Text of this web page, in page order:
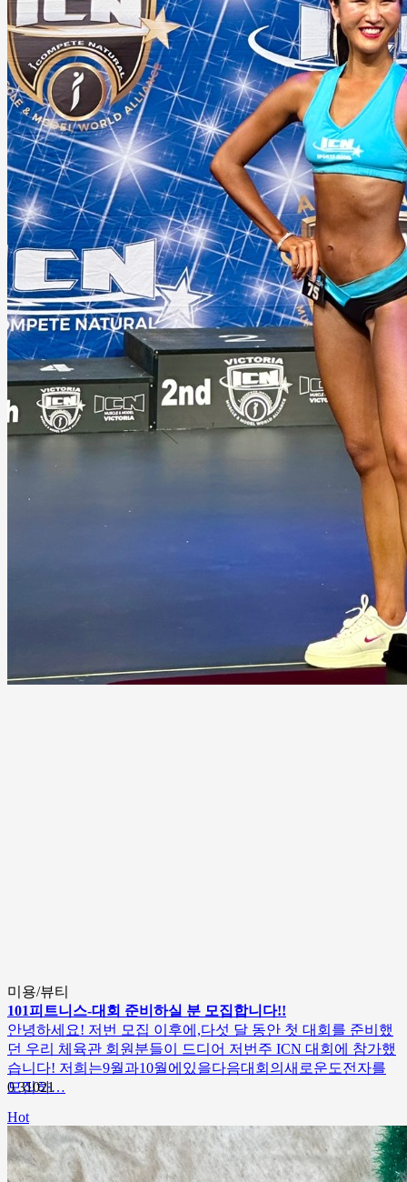
미용/뷰티
101피트니스-대회 준비하실 분 모집합니다!!
안녕하세요! 저번 모집 이후에,다섯 달 동안 첫 대회를 준비했
던 우리 체육관 회원분들이 드디어 저번주 ICN 대회에 참가했
습니다! 저희는9월과10월에있을다음대회의새로운도전자를
모집하…
031021
Hot